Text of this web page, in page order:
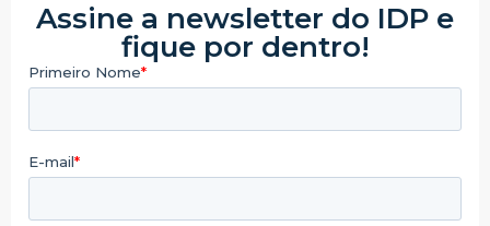
Assine a newsletter do IDP e
fique por dentro!